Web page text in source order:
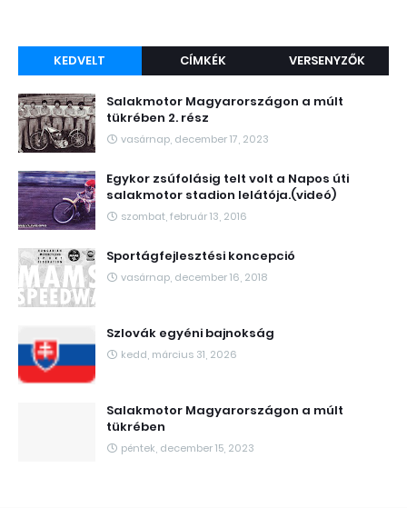
KEDVELT CÍMKÉK VERSENYZŐK
Salakmotor Magyarországon a múlt
tükrében 2. rész
vasárnap, december 17, 2023
Egykor zsúfolásig telt volt a Napos úti
salakmotor stadion lelátója.(videó)
szombat, február 13, 2016
Sportágfejlesztési koncepció
vasárnap, december 16, 2018
Szlovák egyéni bajnokság
kedd, március 31, 2026
Salakmotor Magyarországon a múlt
tükrében
péntek, december 15, 2023